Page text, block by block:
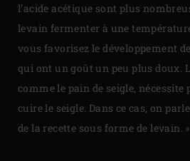
l’acide acétique sont plus
levain fermenter à une
vous favorisez le développement
qui ont un goût un peu plus doux.
comme le pain de seigle, nécessite
cuire le seigle. Dans ce cas, on
de la recette sous forme de levain. »